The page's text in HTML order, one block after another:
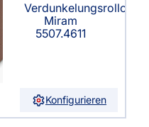
Verdunkelungsrollo
Miram
5507.4611
Konfigurieren